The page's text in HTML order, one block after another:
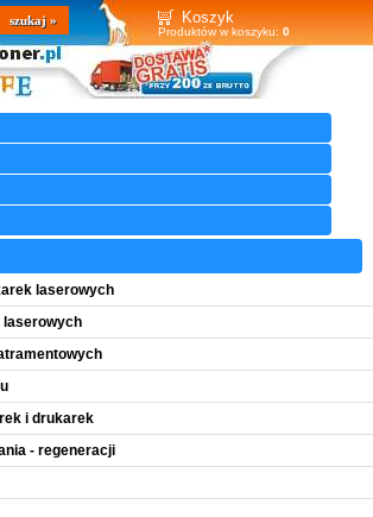
Koszyk
Produktów w koszyku: 0
laserowych
laserowych
i drukarek
- regeneracji